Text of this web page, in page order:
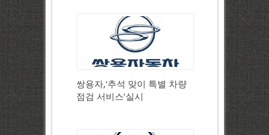
쌍용자,‘추석 맞이 특별 차량
점검 서비스’실시